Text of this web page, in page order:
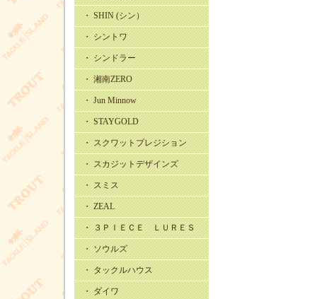
・ SHIN (シン）
・ シントワ
・ シンドラー
・ 湘南ZERO
・ Jun Minnow
・ STAYGOLD
・ スクワットプレジション
・ スカジットデザインズ
・ スミス
・ ZEAL
・ ３ＰＩＥＣＥ ＬＵＲＥＳ
・ ソウルズ
・ タックルハウス
・ ダイワ